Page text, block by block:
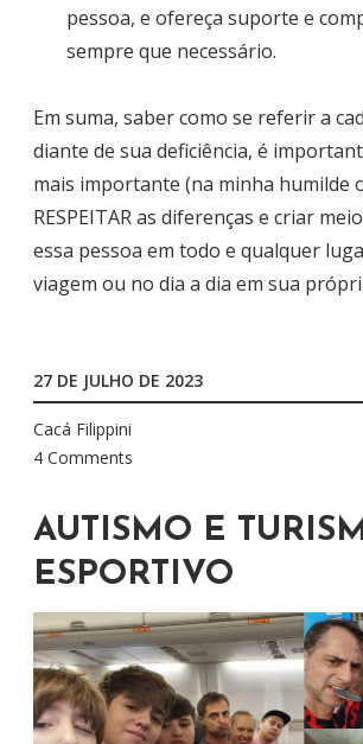
pessoa, e ofereça suporte e
sempre que necessário.
Em suma, saber como se referir a
diante de sua deficiência, é
mais importante (na minha humilde
RESPEITAR as diferenças e criar
essa pessoa em todo e qualquer
viagem ou no dia a dia em sua
27 DE JULHO DE 2023
Cacá Filippini
4 Comments
AUTISMO E
ESPORTIVO